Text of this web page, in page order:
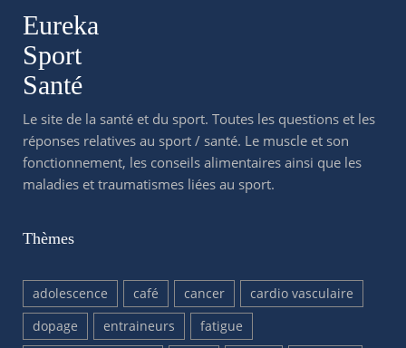
Eureka
Sport
Santé
Le site de la santé et du sport. Toutes les questions et les
réponses relatives au sport / santé. Le muscle et son
fonctionnement, les conseils alimentaires ainsi que les
maladies et traumatismes liées au sport.
Thèmes
adolescence café cancer
cardio vasculaire
dopage
entraineurs
fatigue